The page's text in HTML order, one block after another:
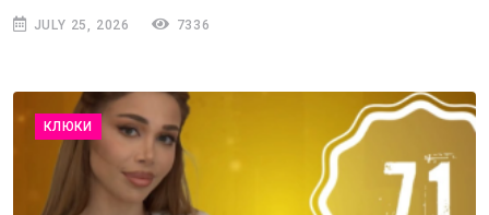
JULY 25, 2026 7336
КЛЮКИ